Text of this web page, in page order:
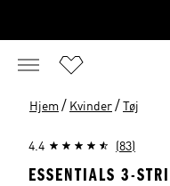
Hjem / Kvinder / Tøj
4.4 (83)
ESSENTIALS 3-